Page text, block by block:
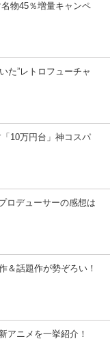
物45％増量キャンペ
た”レトロフューチャ
10万円台」神コスパ
ロデューサーの感想は
＆話題作が勢ぞろい！
アニメを一挙紹介！